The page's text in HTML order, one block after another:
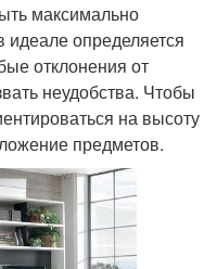
максимально
определяется
отклонения от
неудобства. Чтобы
на высоту
предметов.